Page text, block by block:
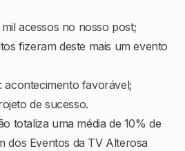
acessos no nosso post;
fizeram deste mais um evento
acontecimento favorável;
de sucesso.
totaliza uma média de 10% de
dos Eventos da TV Alterosa